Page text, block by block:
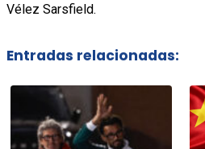
Vélez Sarsfield.
Entradas relacionadas: